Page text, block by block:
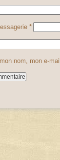
*
nom, mon e-